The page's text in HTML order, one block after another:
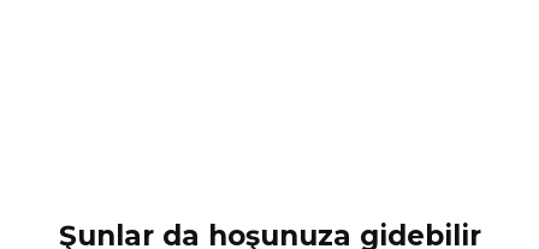
Şunlar da hoşunuza gidebilir